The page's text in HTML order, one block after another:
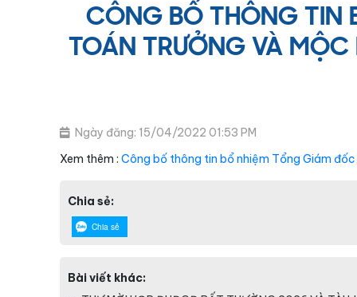
CÔNG BỐ THÔNG TIN
TOÁN TRƯỞNG VÀ
Ngày đăng: 15/04/2022 01:53 PM
Xem thêm : Công bố thông tin bổ nhiệm Tổng Giám
Chia sẻ:
Chia sẻ
Bài viết khác: